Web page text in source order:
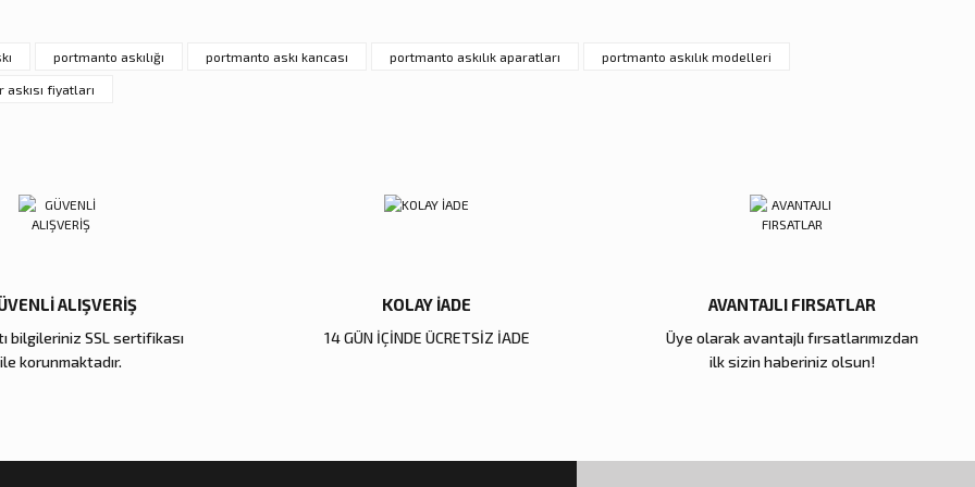
Yorum Yaz
Soru Sor
Deneyimini Paylaş
portmanto askılığı portmanto askı kancası portmanto askılık aparatları portmanto askılık modelleri
askısı fiyatları
ALIŞVERİŞ
bilgileriniz SSL sertifikası
ile korunmaktadır.
KOLAY İADE
14 GÜN İÇİNDE ÜCRETSİZ İADE
AVANTAJLI FIRSATLAR
Üye olarak avantajlı fırsatlarımızdan
ilk sizin haberiniz olsun!